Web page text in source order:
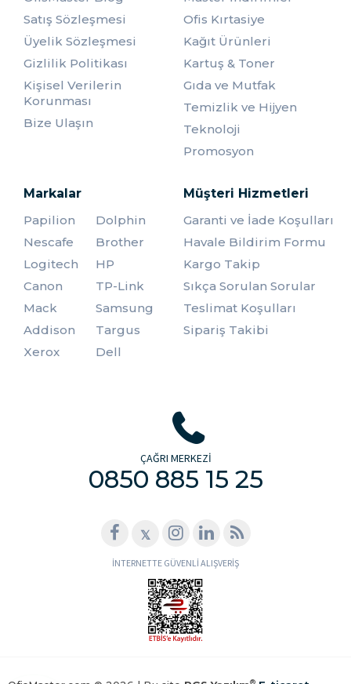
Satış Sözleşmesi
Üyelik Sözleşmesi
Gizlilik Politikası
Kişisel Verilerin
Korunması
Bize Ulaşın
Ofis Kırtasiye
Kağıt Ürünleri
Kartuş & Toner
Gıda ve Mutfak
Temizlik ve Hijyen
Teknoloji
Promosyon
Markalar
Papilion
Dolphin
Nescafe
Brother
Logitech
HP
Canon
TP-Link
Mack
Samsung
Addison
Targus
Xerox
Dell
Müşteri Hizmetleri
Garanti ve İade Koşulları
Havale Bildirim Formu
Kargo Takip
Sıkça Sorulan Sorular
Teslimat Koşulları
Sipariş Takibi
ÇAĞRI MERKEZİ
0850 885 15 25
𝕏
İNTERNETTE GÜVENLİ ALIŞVERİŞ
®